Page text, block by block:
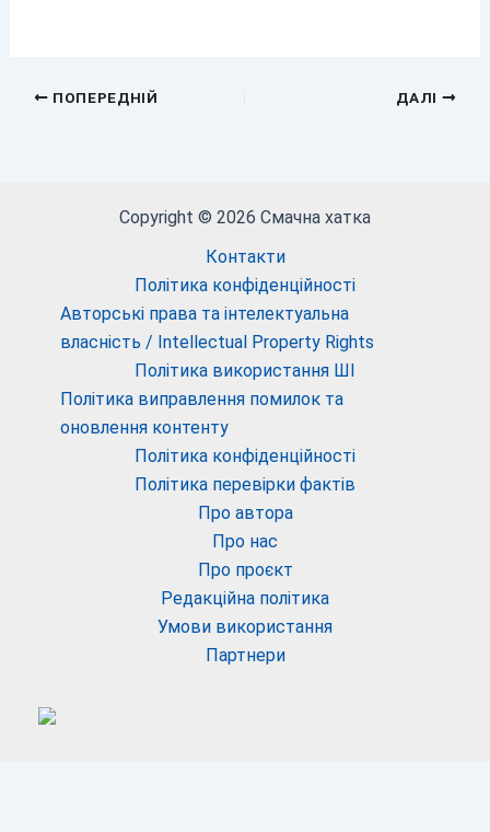
ПОПЕРЕДНІЙ ДАЛІ
Copyright © 2026 Смачна хатка
Контакти
Політика конфіденційності
Авторські права та інтелектуальна
власність / Intellectual Property Rights
Політика використання ШІ
Політика виправлення помилок та
оновлення контенту
Політика конфіденційності
Політика перевірки фактів
Про автора
Про нас
Про проєкт
Редакційна політика
Умови використання
Партнери